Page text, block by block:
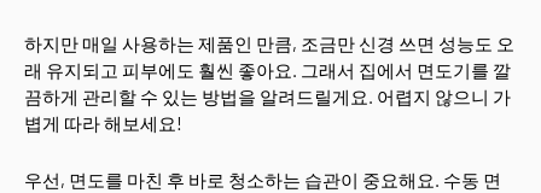
하지만 매일 사용하는 제품인 만큼, 조금만 신경 쓰면 성능도 오
래 유지되고 피부에도 훨씬 좋아요. 그래서 집에서 면도기를 깔
끔하게 관리할 수 있는 방법을 알려드릴게요. 어렵지 않으니 가
볍게 따라 해보세요!
우선, 면도를 마친 후 바로 청소하는 습관이 중요해요. 수동 면